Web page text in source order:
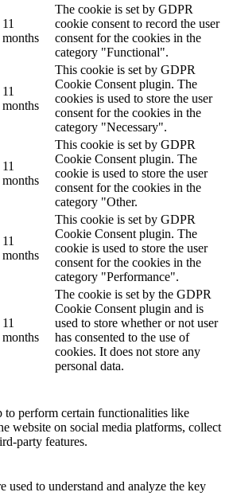
11
months
The cookie is set by GDPR
cookie consent to record the user
consent for the cookies in the
category "Functional".
11
months
This cookie is set by GDPR
Cookie Consent plugin. The
cookies is used to store the user
consent for the cookies in the
category "Necessary".
11
months
This cookie is set by GDPR
Cookie Consent plugin. The
cookie is used to store the user
consent for the cookies in the
category "Other.
11
months
This cookie is set by GDPR
Cookie Consent plugin. The
cookie is used to store the user
consent for the cookies in the
category "Performance".
11
months
The cookie is set by the GDPR
Cookie Consent plugin and is
used to store whether or not user
has consented to the use of
cookies. It does not store any
personal data.
to perform certain functionalities like
website on social media platforms, collect
party features.
used to understand and analyze the key